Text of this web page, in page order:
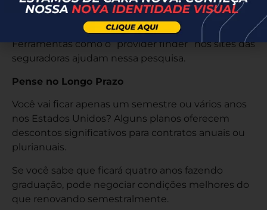
hospitais e farmácias conveniadas perto de onde
você vai morar e estudar.
Ferramentas como o “provider finder” nos sites das
seguradoras ajudam nessa pesquisa.
Pense no Longo Prazo
Você vai ficar apenas um semestre ou vários anos
nos Estados Unidos? Alguns planos oferecem
descontos significativos para contratos anuais ou
plurianuais.
Se você sabe que ficará quatro anos fazendo
graduação, pode negociar condições melhores do
que renovando semestralmente.